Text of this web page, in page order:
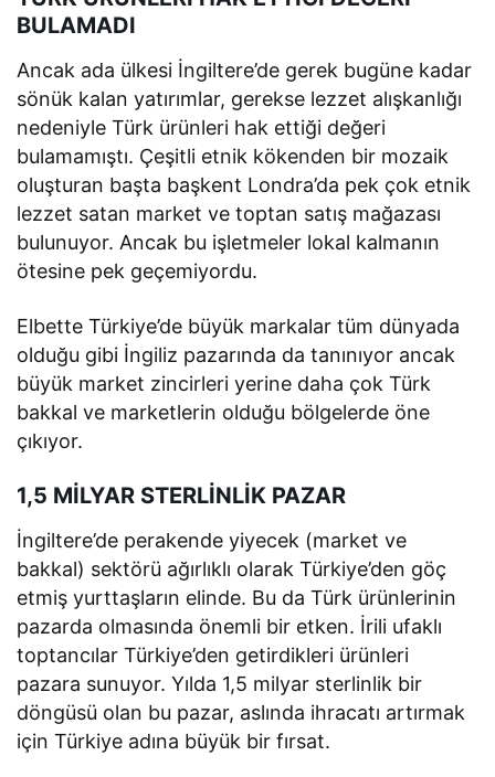
BULAMADI
Ancak ada ülkesi İngiltere’de gerek bugüne kadar
sönük kalan yatırımlar, gerekse lezzet alışkanlığı
nedeniyle Türk ürünleri hak ettiği değeri
bulamamıştı. Çeşitli etnik kökenden bir mozaik
oluşturan başta başkent Londra’da pek çok etnik
lezzet satan market ve toptan satış mağazası
bulunuyor. Ancak bu işletmeler lokal kalmanın
ötesine pek geçemiyordu.
Elbette Türkiye’de büyük markalar tüm dünyada
olduğu gibi İngiliz pazarında da tanınıyor ancak
büyük market zincirleri yerine daha çok Türk
bakkal ve marketlerin olduğu bölgelerde öne
çıkıyor.
1,5 MİLYAR STERLİNLİK PAZAR
İngiltere’de perakende yiyecek (market ve
bakkal) sektörü ağırlıklı olarak Türkiye’den göç
etmiş yurttaşların elinde. Bu da Türk ürünlerinin
pazarda olmasında önemli bir etken. İrili ufaklı
toptancılar Türkiye’den getirdikleri ürünleri
pazara sunuyor. Yılda 1,5 milyar sterlinlik bir
döngüsü olan bu pazar, aslında ihracatı artırmak
için Türkiye adına büyük bir fırsat.